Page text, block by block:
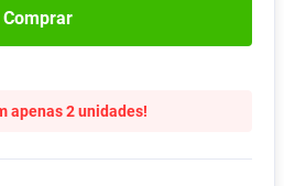
Comprar
apenas 2 unidades!